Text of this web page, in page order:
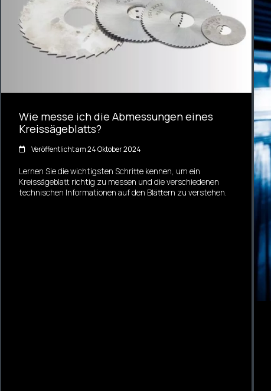
Wie messe ich die Abmessungen eines
Kreissägeblatts?
Veröffentlicht am 24 Oktober 2024
Lernen Sie die wichtigsten Schritte kennen, um ein
Kreissägeblatt richtig zu messen und die verschiedenen
technischen Informationen auf den Blättern zu verstehen.